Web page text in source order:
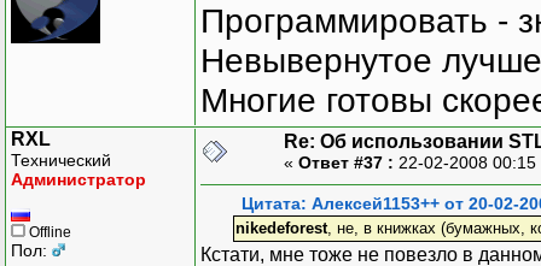
Программировать -
Невывернутое
Многие готовы
RXL
Технический
Администратор
Offline
Пол:
Re: Об использовании
« Ответ #37 : 22-02-2008
Цитата: Алексей1153++ от 20-02-
nikedeforest, не, в книжках (бумажных,
Кстати, мне тоже не повезло в